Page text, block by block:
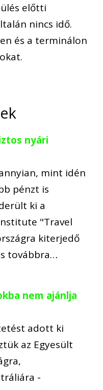
előtti
nincs idő.
és a terminálon
nyári
mint idén
pénzt is
ki a
"Travel
kiterjedő
továbbra…
nem ajánlja
adott ki
az Egyesült
-